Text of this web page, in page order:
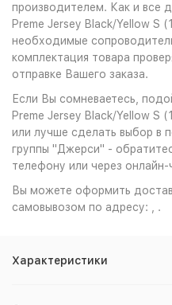
производителем. Как и
Preme Jersey Black/Yellow S
необходимые
комплектация товара
отправке Вашего заказа.
Если Вы сомневаетесь,
Preme Jersey Black/Yellow S
или лучше сделать выбор в
группы "Джерси" -
телефону или через онлайн-
Вы можете оформить
самовывозом по адресу: , .
Характеристики